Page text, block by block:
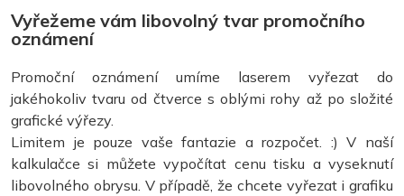
Vyřežeme vám libovolný tvar promočního
oznámení
Promoční oznámení umíme laserem vyřezat do
jakéhokoliv tvaru od čtverce s oblými rohy až po složité
grafické výřezy.
Limitem je pouze vaše fantazie a rozpočet. :) V naší
kalkulačce si můžete vypočítat cenu tisku a vyseknutí
libovolného obrysu. V případě, že chcete vyřezat i grafiku